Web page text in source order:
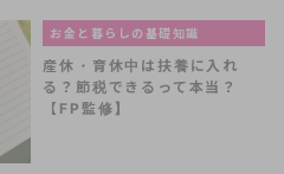
お金と暮らしの基礎知識
産休・育休中は扶養に入れ
る？節税できるって本当？
【FP監修】